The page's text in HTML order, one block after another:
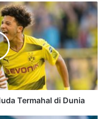
Termahal di Dunia